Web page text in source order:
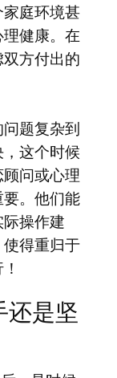
庭环境甚
健康。在
方付出的
题复杂到
这个时候
问或心理
。他们能
操作建
得重归于
是坚